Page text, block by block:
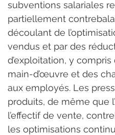
subventions salariales
partiellement
découlant de
vendus et par des
d’exploitation, y
main-d’œuvre et des
aux employés. Les
produits, de même que
l’effectif de vente,
les optimisations